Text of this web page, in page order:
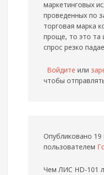
маркетинговых
проведенных по
торговая марка
проще, то это та
спрос резко
Войдите или
чтобы
Опубликовано 19
пользователем
Чем ЛИС HD-101